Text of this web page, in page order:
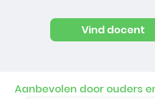
Vind docent
Aanbevolen door ouders